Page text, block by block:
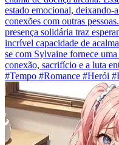
estado emocional, deixando-
conexões com outras
presença solidária traz
incrível capacidade de
se com Sylvaine fornece
conexão, sacrifício e a luta
#Tempo #Romance #Herói